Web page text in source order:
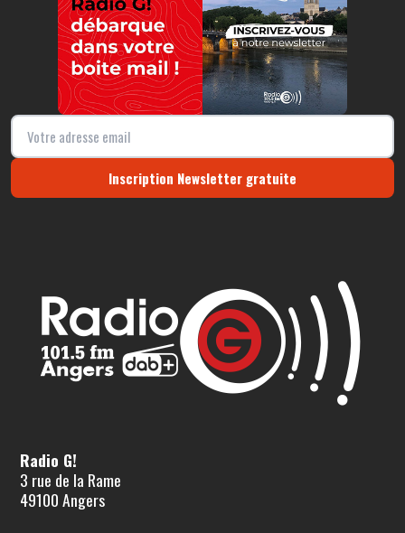
Inscription Newsletter gratuite
Radio G!
3 rue de la Rame
49100 Angers